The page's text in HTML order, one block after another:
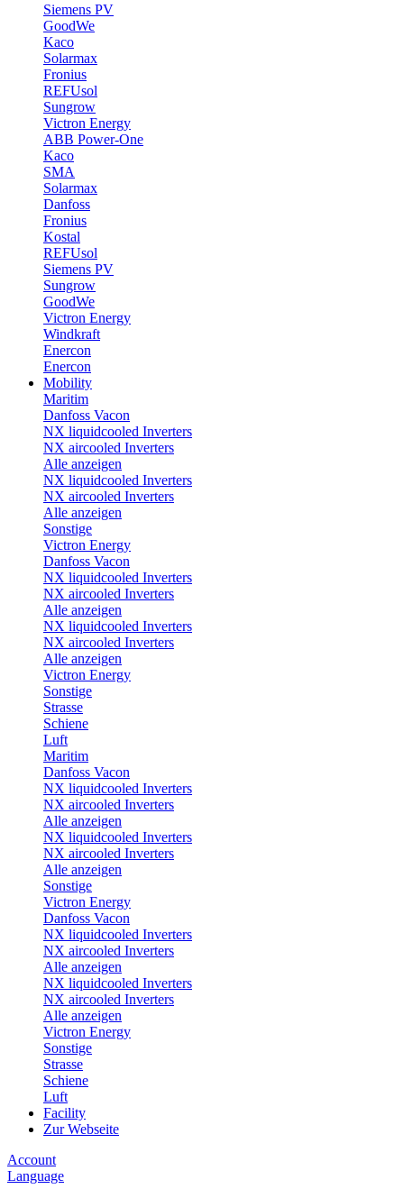
Siemens PV
GoodWe
Kaco
Solarmax
Fronius
REFUsol
Sungrow
Victron Energy
ABB Power-One
Kaco
SMA
Solarmax
Danfoss
Fronius
Kostal
REFUsol
Siemens PV
Sungrow
GoodWe
Victron Energy
Windkraft
Enercon
Enercon
Mobility
Maritim
Danfoss Vacon
NX liquidcooled Inverters
NX aircooled Inverters
Alle anzeigen
NX liquidcooled Inverters
NX aircooled Inverters
Alle anzeigen
Sonstige
Victron Energy
Danfoss Vacon
NX liquidcooled Inverters
NX aircooled Inverters
Alle anzeigen
NX liquidcooled Inverters
NX aircooled Inverters
Alle anzeigen
Victron Energy
Sonstige
Strasse
Schiene
Luft
Maritim
Danfoss Vacon
NX liquidcooled Inverters
NX aircooled Inverters
Alle anzeigen
NX liquidcooled Inverters
NX aircooled Inverters
Alle anzeigen
Sonstige
Victron Energy
Danfoss Vacon
NX liquidcooled Inverters
NX aircooled Inverters
Alle anzeigen
NX liquidcooled Inverters
NX aircooled Inverters
Alle anzeigen
Victron Energy
Sonstige
Strasse
Schiene
Luft
Facility
Zur Webseite
Account
Language